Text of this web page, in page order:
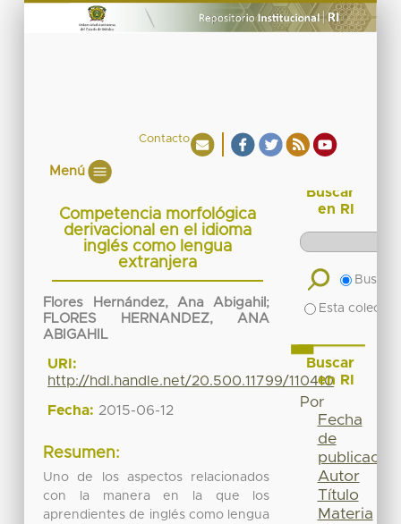
Contacto
Menú
Competencia morfológica
derivacional en el idioma
inglés como lengua
extranjera
Flores Hernández, Ana Abigahil ;
FLORES HERNANDEZ, ANA
ABIGAHIL
URI:
http://hdl.handle.net/20.500.11799/110410
Fecha: 2015-06-12
Resumen:
Uno de los aspectos relacionados
con la manera en la que los
aprendientes de inglés como lengua
Buscar
en RI
Buscar
Esta
Buscar
en RI
Por
Fecha
de
publicación
Autor
Título
Materia